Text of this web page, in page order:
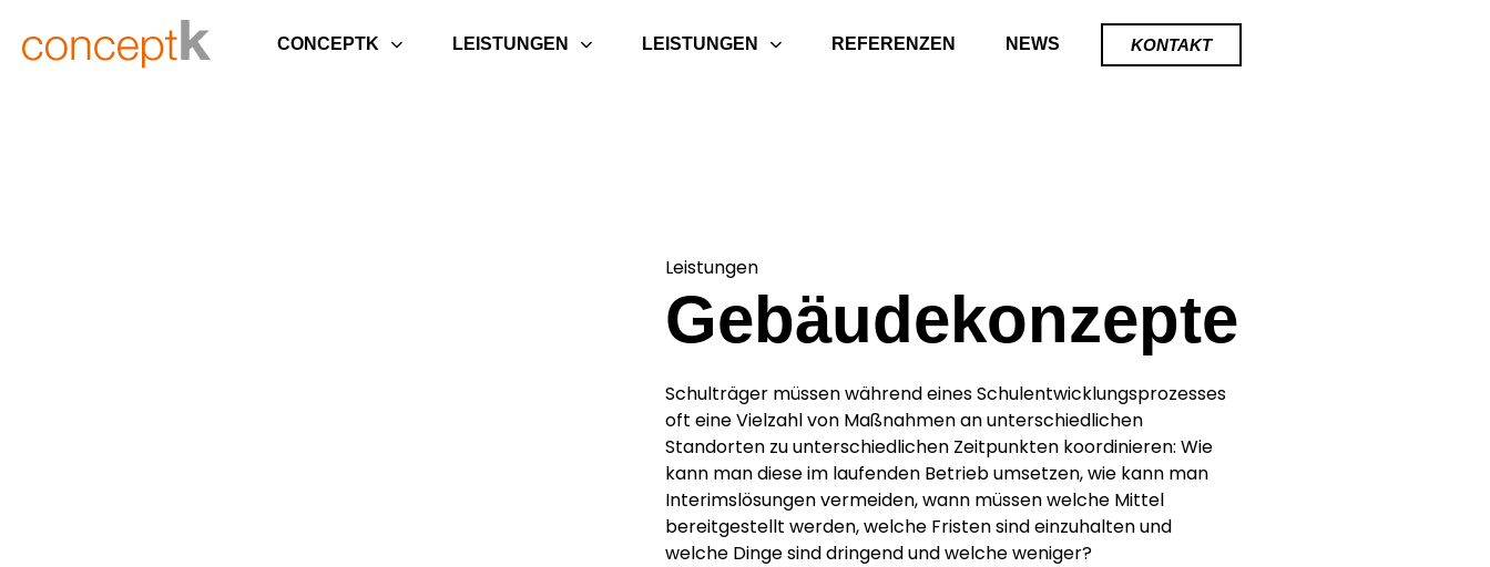
CONCEPTK LEISTUNGEN LEISTUNGEN REFERENZEN NEWS KONTAKT
Leistungen
Gebäudekonzepte
Schulträger müssen während eines Schulentwicklungsprozesses
oft eine Vielzahl von Maßnahmen an unterschiedlichen
Standorten zu unterschiedlichen Zeitpunkten koordinieren: Wie
kann man diese im laufenden Betrieb umsetzen, wie kann man
Interimslösungen vermeiden, wann müssen welche Mittel
bereitgestellt werden, welche Fristen sind einzuhalten und
welche Dinge sind dringend und welche weniger?